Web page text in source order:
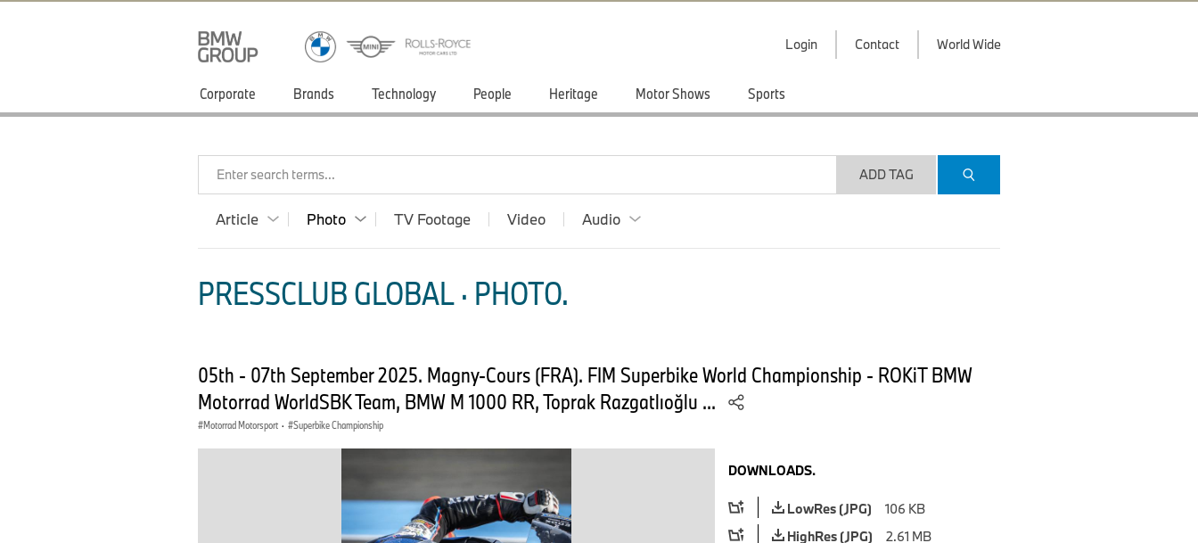
Login Contact World Wide
Corporate Brands Technology People Heritage Motor Shows Sports
Enter search terms... ADD TAG
Article Photo TV Footage Video Audio
PRESSCLUB GLOBAL · PHOTO.
05th - 07th September 2025. Magny-Cours (FRA). FIM Superbike World Championship - ROKiT BMW
Motorrad WorldSBK Team, BMW M 1000 RR, Toprak Razgatlıoğlu ...
Motorrad Motorsport · Superbike Championship
DOWNLOADS.
LowRes (JPG)
106 KB
HighRes (JPG)
2.61 MB